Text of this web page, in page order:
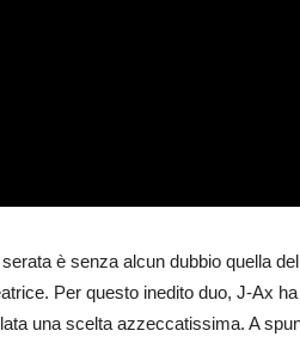
è senza alcun dubbio quella
Per questo inedito duo, J-Ax ha
una scelta azzeccatissima. A